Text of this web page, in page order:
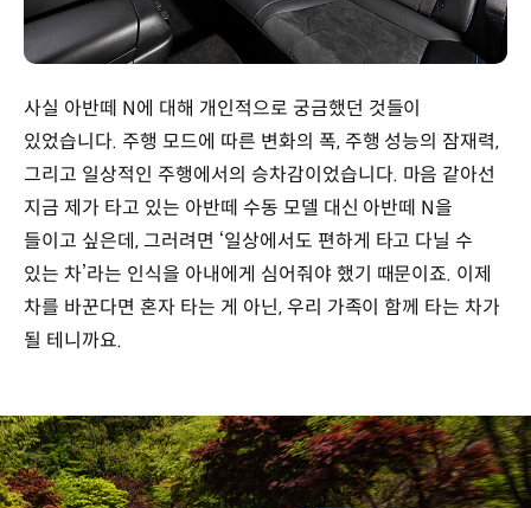
사실 아반떼 N에 대해 개인적으로 궁금했던 것들이
있었습니다. 주행 모드에 따른 변화의 폭, 주행 성능의 잠재력,
그리고 일상적인 주행에서의 승차감이었습니다. 마음 같아선
지금 제가 타고 있는 아반떼 수동 모델 대신 아반떼 N을
들이고 싶은데, 그러려면 ‘일상에서도 편하게 타고 다닐 수
있는 차’라는 인식을 아내에게 심어줘야 했기 때문이죠. 이제
차를 바꾼다면 혼자 타는 게 아닌, 우리 가족이 함께 타는 차가
될 테니까요.